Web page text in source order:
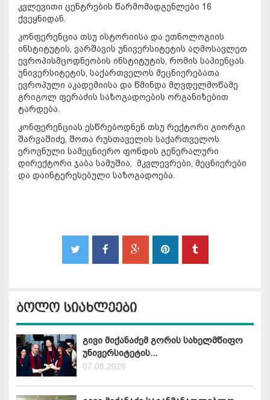
კვლევითი ცენტრების წარმომადგენლები 16
ქვეყნიდან.
კონფერენცია თსუ ისტორიისა და ეთნოლოგიის
ინსტიტუტის, ვარშავის უნივერსიტეტის აღმოსავლეთ
ევროპისმცოდნეობის ინსტიტუტის, რომის საპიენცას
უნივერსიტეტის, საქართველოს მეცნიერებათა
ევროპული აკადემიისა და წმინდა მღვდელმოწამე
გრიგოლ ფერაძის საზოგადოების ორგანიზებით
ტარდება.
კონფერენციას ესწრებოდნენ თსუ რექტორი გიორგი
შარვაშიძე, შოთა რუსთაველის საქართველოს
ეროვნული სამეცნიერო ფონდის გენერალური
დირექტორი ჯაბა სამუშია, მკვლევრები, მეცნიერები
და დაინტერესებული საზოგადოება.
ბოლო სიახლეები
გივი მიქანაძემ გორის სახელმწიფო
უნივერსიტეტის...
07.08.2026